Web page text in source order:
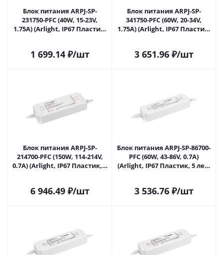
Блок питания ARPJ-SP-
231750-PFC (40W, 15-23V,
1.75A) (Arlight, IP67 Пластик,
1 699.14₽/шт
Блок питания ARPJ-SP-
341750-PFC (60W, 20-34V,
1.75A) (Arlight, IP67 Пластик,
3 651.96₽/шт
Блок питания ARPJ-SP-
214700-PFC (150W, 114-214V,
0.7A) (Arlight, IP67 Пластик, 5
6 946.49₽/шт
Блок питания ARPJ-SP-86700-
PFC (60W, 43-86V, 0.7A)
(Arlight, IP67 Пластик, 5 лет)
3 536.76₽/шт